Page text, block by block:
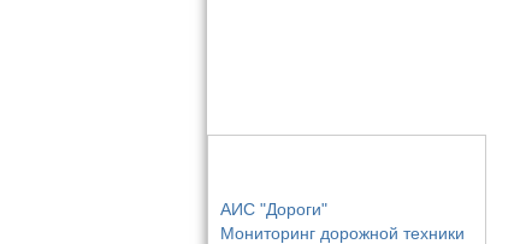
АИС "Дороги"
Мониторинг дорожной техники